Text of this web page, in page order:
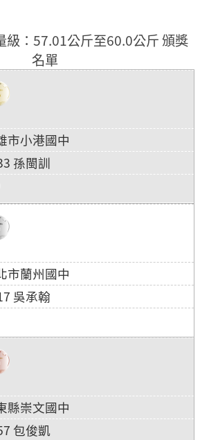
級：57.01公斤至60.0公斤 頒獎
名單
市小港國中
孫閩訓
市蘭州國中
吳承翰
縣崇文國中
包俊凱